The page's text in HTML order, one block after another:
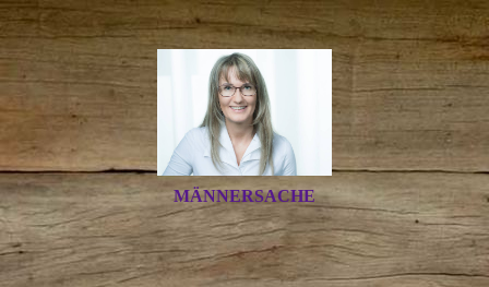
MÄNNERSACHE